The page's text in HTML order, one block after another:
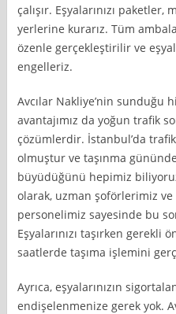
çalışır. Eşyalarınızı paketler,
yerlerine kurarız. Tüm
özenle gerçekleştirilir ve
engelleriz.
Avcılar Nakliye’nin sunduğu
avantajımız da yoğun trafik
çözümlerdir. İstanbul’da
olmuştur ve taşınma
büyüdüğünü hepimiz
olarak, uzman şoförlerimiz
personelimiz sayesinde bu
Eşyalarınızı taşırken gerekli
saatlerde taşıma işlemini
Ayrıca, eşyalarınızın
endişelenmenize gerek yok.